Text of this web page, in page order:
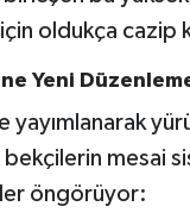
oldukça cazip
Yeni
yayımlanarak
mesai
öngörüyor: